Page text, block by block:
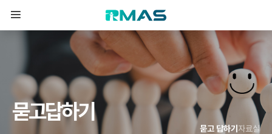
묻고답하기
묻고 답하기 자료실